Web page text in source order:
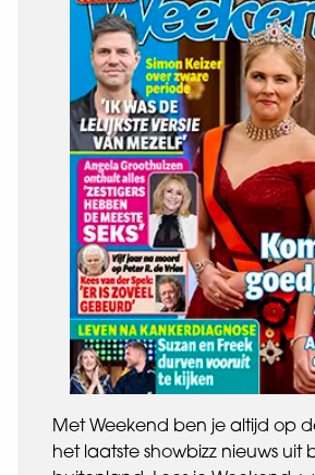
Met Weekend ben je altijd op
het laatste showbizz nieuws uit